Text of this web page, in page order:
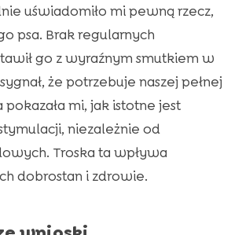
uwagi pochmurny dzień jesień
dla psa
rozwijają psi umysł
w jesienne dni
dieta dla psa jesienią
nagród do budzenia uwagi
w pochmurne dni
wybierać dla starszych
psa po aktywności
uświadomiło mi pewną rzecz,
psa. Brak regularnych
go z wyraźnym smutkiem w
że potrzebuje naszej pełnej
mi, jak istotne jest
niezależnie od
Troska ta wpływa
dobrostan i zdrowie.